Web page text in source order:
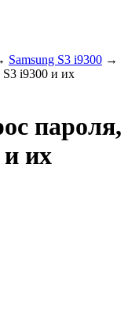
Samsung S3 i9300 →
S3 i9300 и их
пароля,
их